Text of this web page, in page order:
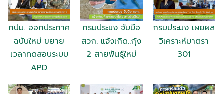
กปม. ออกประกาศ
ฉบับใหม่ ขยาย
เวลาทดสอบระบบ
APD
กรมประมง จับมือ
สวก. แจ้งเกิด..กุ้ง
2 สายพันธุ์ใหม่
กรมประมง เผยผล
วิเคราะห์มาตรา
301